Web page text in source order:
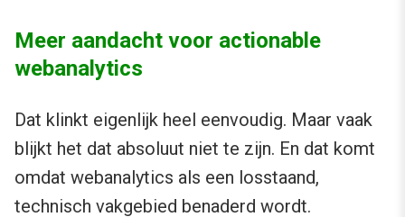
Meer aandacht voor actionable
webanalytics
Dat klinkt eigenlijk heel eenvoudig. Maar vaak
blijkt het dat absoluut niet te zijn. En dat komt
omdat webanalytics als een losstaand,
technisch vakgebied benaderd wordt.